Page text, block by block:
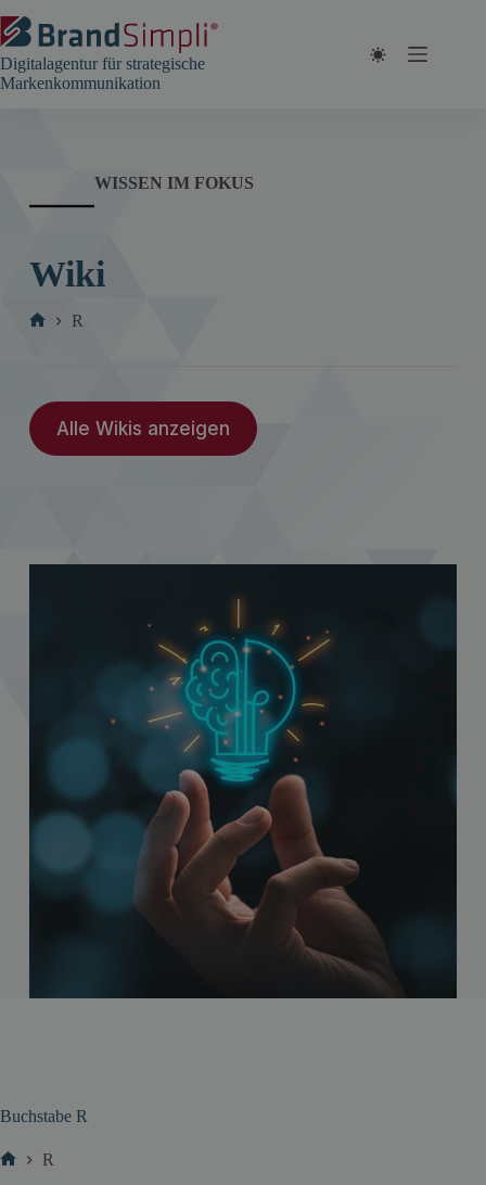
Inhalt
springen
Digitalagentur für strategische
Markenkommunikation
WISSEN IM FOKUS
Wiki
R
Alle Wikis anzeigen
Buchstabe R
R